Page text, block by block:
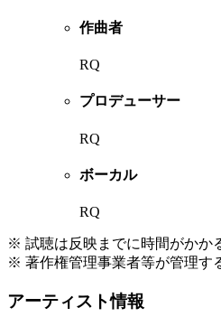
作曲者
RQ
プロデューサー
RQ
ボーカル
RQ
※ 試聴は反映までに時間がかか
※ 著作権管理事業者等が管理す
アーティスト情報